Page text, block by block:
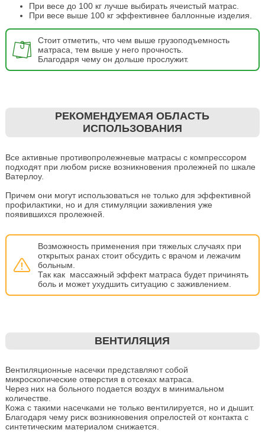
При весе до 100 кг лучше выбирать ячеистый матрас.
При весе выше 100 кг эффективнее баллонные изделия.
Стоит отметить, что чем выше грузоподъемность
матраса, тем выше у него прочность.
Благодаря чему он дольше прослужит.
РЕКОМЕНДУЕМАЯ ОБЛАСТЬ
ИСПОЛЬЗОВАНИЯ
Все активные противопролежневые матрасы с компрессором
подходят при любом риске возникновения пролежней по шкале
Ватерлоу.
Причем они могут использоваться не только для эффективной
профилактики, но и для стимуляции заживления уже
появившихся пролежней.
Возможность применения при тяжелых случаях при
открытых ранах стоит обсудить с врачом и лежачим
больным.
Так как массажный эффект матраса будет причинять
боль и может ухудшить ситуацию с заживлением.
ВЕНТИЛЯЦИЯ
Вентиляционные насечки представляют собой
микроскопические отверстия в отсеках матраса.
Через них на больного подается воздух в минимальном
количестве.
Кожа с такими насечками не только вентилируется, но и дышит.
Благодаря чему риск возникновения опрелостей от контакта с
синтетическим материалом снижается.